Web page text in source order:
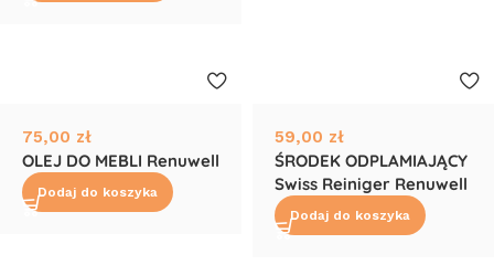
75,00 zł
OLEJ DO MEBLI Renuwell
Dodaj do koszyka
59,00 zł
ŚRODEK ODPLAMIAJĄCY
Swiss Reiniger Renuwell
Dodaj do koszyka